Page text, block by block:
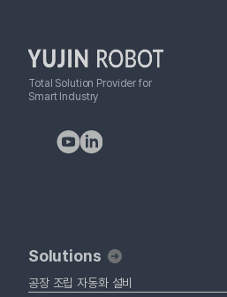
Total Solution Provider for
Smart Industry
Solutions
공장 조립 자동화 설비